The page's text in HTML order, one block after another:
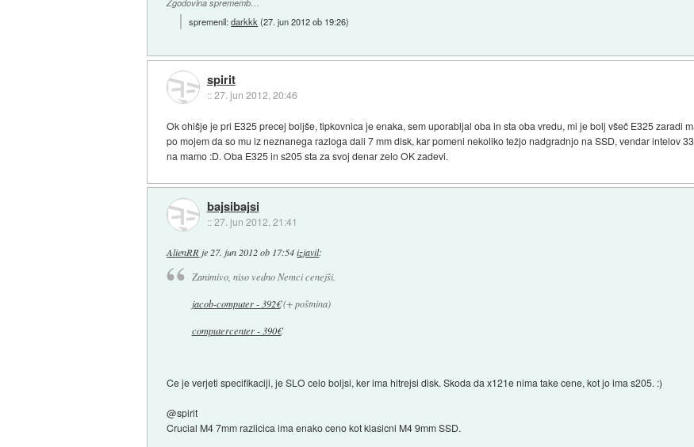
Zgodovina sprememb…
spremenil:darkkk (27. jun 2012 ob 19:26)
spirit
::27. jun 2012, 20:46
Ok ohišje je pri E325 precej boljše, tipkovnica je enaka, sem uporabljal oba in sta oba vredu, mi je bolj všeč E325 zaradi
po mojem da so mu iz neznanega razloga dali 7 mm disk, kar pomeni nekoliko težjo nadgradnjo na SSD, vendar intelov
na mamo :D. Oba E325 in s205 sta za svoj denar zelo OK zadevi.
bajsibajsi
::27. jun 2012, 21:41
AlienRR je 27. jun 2012 ob 17:54 izjavil:
Zanimivo, niso vedno Nemci cenejši.
jacob-computer - 392€(+ poštnina)
computercenter - 390€
Ce je verjeti specifikaciji, je SLO celo boljsi, ker ima hitrejsi disk. Skoda da x121e nima take cene, kot jo ima s205. :)
@spirit
Crucial M4 7mm razlicica ima enako ceno kot klasicni M4 9mm SSD.